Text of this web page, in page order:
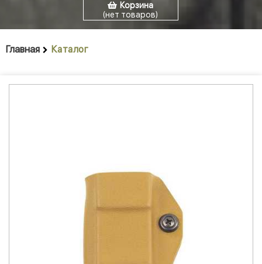
Корзина
(нет товаров)
Главная Каталог